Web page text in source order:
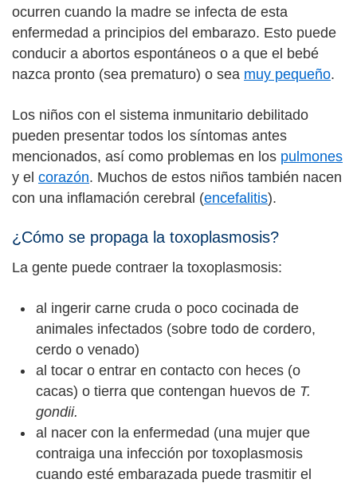
ocurren cuando la madre se infecta de esta
enfermedad a principios del embarazo. Esto puede
conducir a abortos espontáneos o a que el bebé
nazca pronto (sea prematuro) o sea muy pequeño.
Los niños con el sistema inmunitario debilitado
pueden presentar todos los síntomas antes
mencionados, así como problemas en los pulmones
y el corazón. Muchos de estos niños también nacen
con una inflamación cerebral (encefalitis).
¿Cómo se propaga la toxoplasmosis?
La gente puede contraer la toxoplasmosis:
al ingerir carne cruda o poco cocinada de
animales infectados (sobre todo de cordero,
cerdo o venado)
al tocar o entrar en contacto con heces (o
cacas) o tierra que contengan huevos de T.
gondii.
al nacer con la enfermedad (una mujer que
contraiga una infección por toxoplasmosis
cuando esté embarazada puede trasmitir el